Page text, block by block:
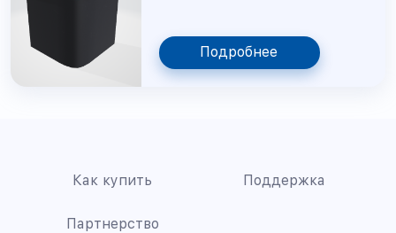
Подробнее
Как купить Поддержка
Партнерство